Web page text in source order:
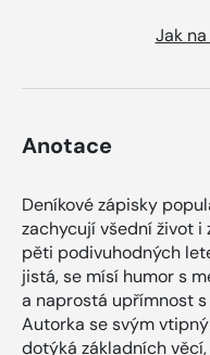
Jak
Anotace
Deníkové zápisky
zachycují všední život i
pěti podivuhodných
jistá, se mísí humor s
a naprostá upřímnost
Autorka se svým
dotýká základních